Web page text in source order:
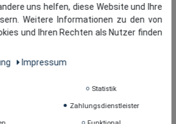
uns helfen, diese Website und Ihre
Weitere Informationen zu den von
und Ihren Rechten als Nutzer finden
Impressum
Statistik
Zahlungsdienstleister